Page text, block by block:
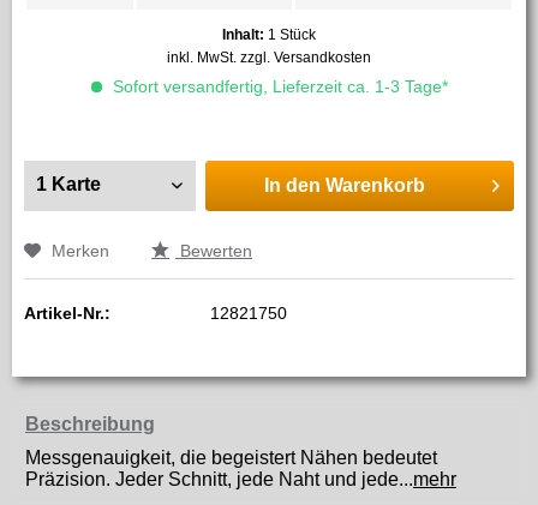
Inhalt: 1 Stück
inkl. MwSt. zzgl. Versandkosten
Sofort versandfertig, Lieferzeit ca. 1-3 Tage*
In den Warenkorb
Merken Bewerten
Artikel-Nr.: 12821750
Beschreibung
Messgenauigkeit, die begeistert Nähen bedeutet
Präzision. Jeder Schnitt, jede Naht und jede...mehr